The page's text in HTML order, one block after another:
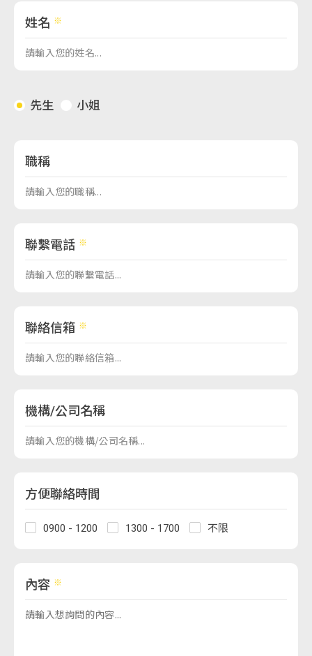
姓名
先生 小姐
職稱
聯繫電話
聯絡信箱
機構/公司名稱
方便聯絡時間
0900 - 1200 1300 - 1700 不限
內容